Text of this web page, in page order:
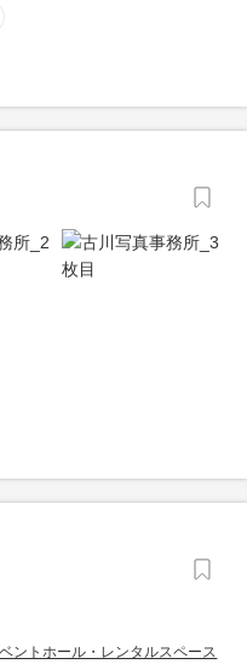
ントホール・レンタルスペース